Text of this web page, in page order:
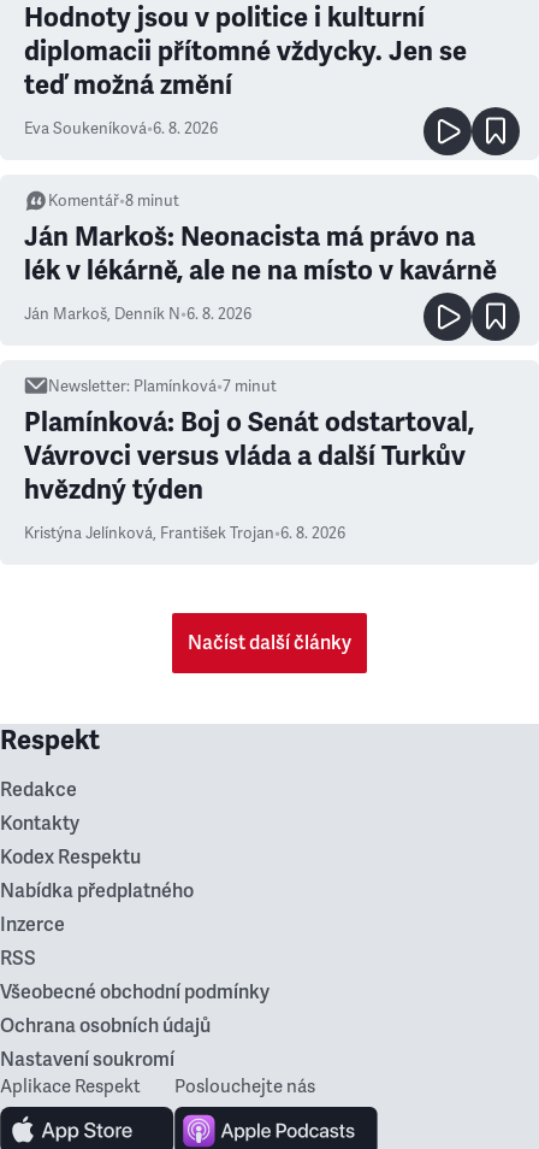
Hodnoty jsou v politice i kulturní
diplomacii přítomné vždycky. Jen se
teď možná změní
Eva Soukeníková•6. 8. 2026
Komentář•8 minut
Ján Markoš: Neonacista má právo na
lék v lékárně, ale ne na místo v kavárně
Ján Markoš, Denník N•6. 8. 2026
Newsletter: Plamínková•7 minut
Plamínková: Boj o Senát odstartoval,
Vávrovci versus vláda a další Turkův
hvězdný týden
Kristýna Jelínková, František Trojan•6. 8. 2026
Načíst další články
Respekt
Redakce
Kontakty
Kodex Respektu
Nabídka předplatného
Inzerce
RSS
Všeobecné obchodní podmínky
Ochrana osobních údajů
Nastavení soukromí
Aplikace Respekt Poslouchejte nás